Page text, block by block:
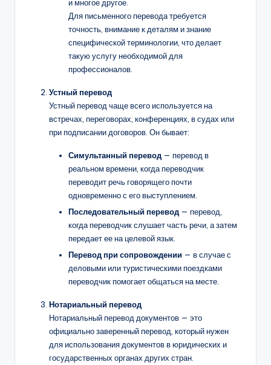
и многое другое.
Для письменного перевода требуется
точность, внимание к деталям и знание
специфической терминологии, что делает
такую услугу необходимой для
профессионалов.
Устный перевод
Устный перевод чаще всего используется на
встречах, переговорах, конференциях, в судах или
при подписании договоров. Он бывает:
Симультанный перевод — перевод в
реальном времени, когда переводчик
переводит речь говорящего почти
одновременно с его выступлением.
Последовательный перевод — перевод,
когда переводчик слушает часть речи, а затем
передает ее на целевой язык.
Перевод при сопровождении — в случае с
деловыми или туристическими поездками
переводчик помогает общаться на месте.
Нотариальный перевод
Нотариальный перевод документов — это
официально заверенный перевод, который нужен
для использования документов в юридических и
государственных органах других стран.